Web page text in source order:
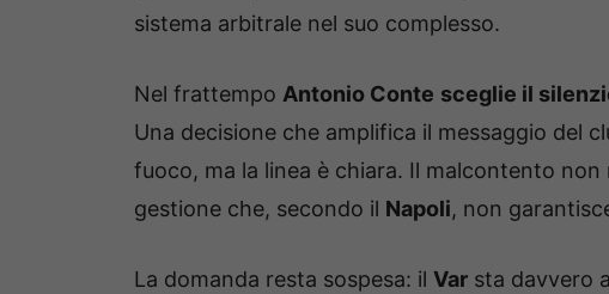
sistema arbitrale nel suo complesso.
Nel frattempo Antonio Conte sceglie il
Una decisione che amplifica il messaggio del
fuoco, ma la linea è chiara. Il malcontento
gestione che, secondo il Napoli, non
La domanda resta sospesa: il Var sta davvero